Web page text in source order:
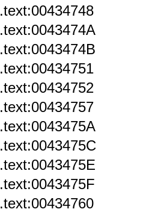
.text:0043474A
.text:0043474B
.text:00434751
.text:00434752 call
.text:00434757
.text:0043475A
.text:0043475C jnz
.text:0043475E
.text:0043475F
.text:00434760